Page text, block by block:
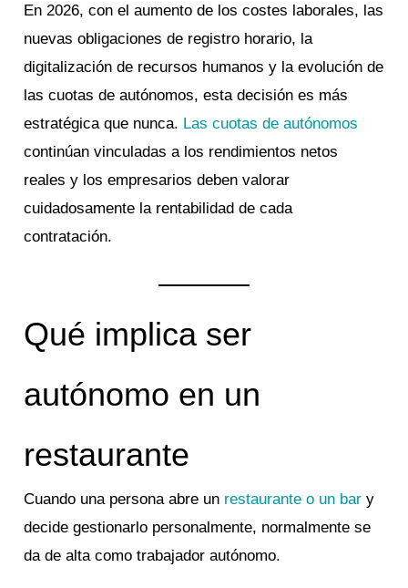
En 2026, con el aumento de los costes laborales, las
nuevas obligaciones de registro horario, la
digitalización de recursos humanos y la evolución de
las cuotas de autónomos, esta decisión es más
estratégica que nunca. Las cuotas de autónomos
continúan vinculadas a los rendimientos netos
reales y los empresarios deben valorar
cuidadosamente la rentabilidad de cada
contratación.
Qué implica ser
autónomo en un
restaurante
Cuando una persona abre un restaurante o un bar y
decide gestionarlo personalmente, normalmente se
da de alta como trabajador autónomo.